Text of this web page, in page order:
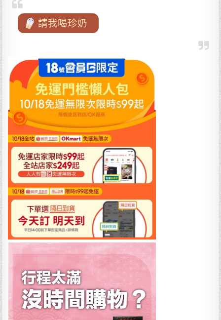
請我喝珍奶